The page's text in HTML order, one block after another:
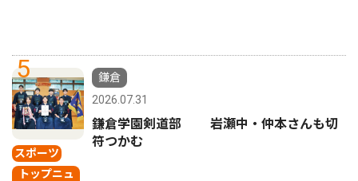
5
スポーツ
トップニュ
鎌倉
2026.07.31
鎌倉学園剣道部 岩瀬中・仲本さんも切
符つかむ